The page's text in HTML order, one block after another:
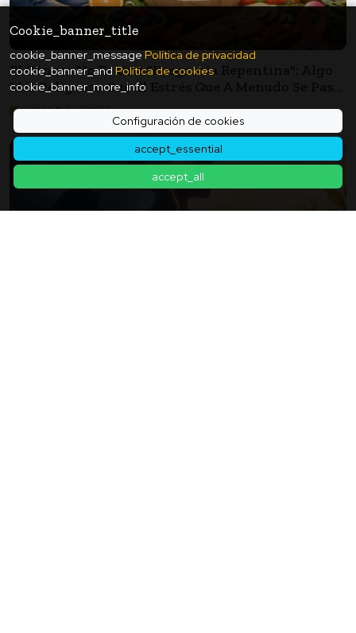
Cookie_banner_title
cookie_banner_messagePolítica de privacidad
cookie_banner_and Política de cookies
cookie_banner_more_info
Configuración de cookies
accept_essential
accept_all
El Cáncer No Es Una "desgracia Repentina": Algo
Más Peligroso Que El Estrés Que A Menudo Se Pasa
2026年02月02日